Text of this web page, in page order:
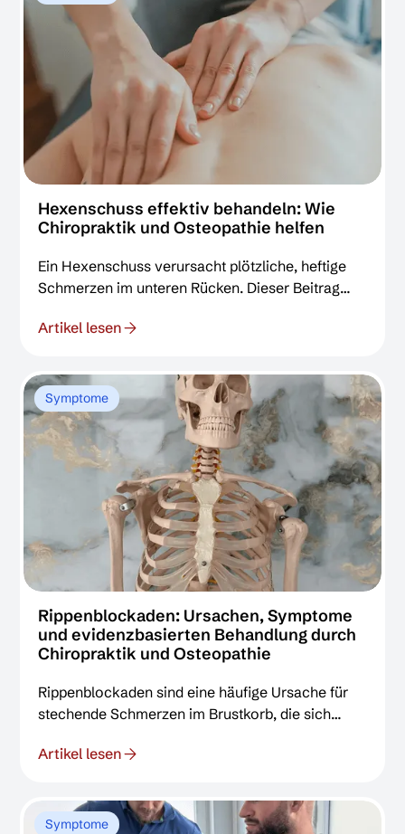
Beweglichkeit wiederherstellen können.
Hexenschuss effektiv behandeln: Wie
Chiropraktik und Osteopathie helfen
Ein Hexenschuss verursacht plötzliche, heftige
Schmerzen im unteren Rücken. Dieser Beitrag
manuellen, evidenzbasierten Therapien der
lösen, Schmerzen lindern und die Beweglichkeit
schnell wiederherstellen können.
Artikel lesen
Symptome
Rippenblockaden: Ursachen, Symptome
und evidenzbasierten Behandlung durch
Chiropraktik und Osteopathie
Rippenblockaden sind eine häufige Ursache für
stechende Schmerzen im Brustkorb, die sich
die Ursachen und zeigt, wie die evidenzbasierten,
Osteopathie gezielt Gelenkblockaden lösen, die
Beweglichkeit wiederherstellen und so für
Artikel lesen
Symptome